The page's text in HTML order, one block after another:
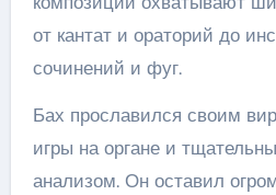
от кантат и ораторий до
сочинений и фуг.
Бах прославился своим
игры на органе и
анализом. Он оставил